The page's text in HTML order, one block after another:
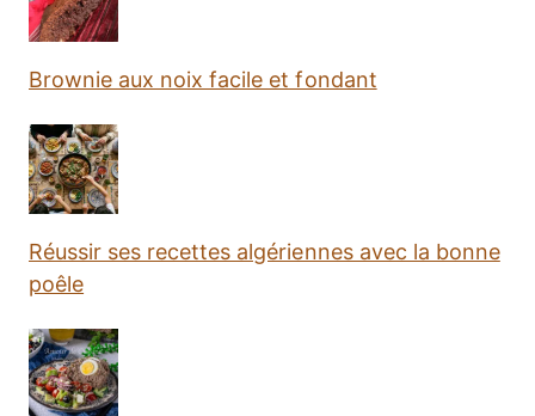
Brownie aux noix facile et fondant
Réussir ses recettes algériennes avec la bonne
poêle